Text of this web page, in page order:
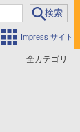
Impress サイト
全カテゴリ